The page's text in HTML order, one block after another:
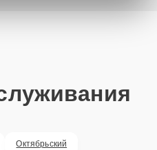
Октябрьский